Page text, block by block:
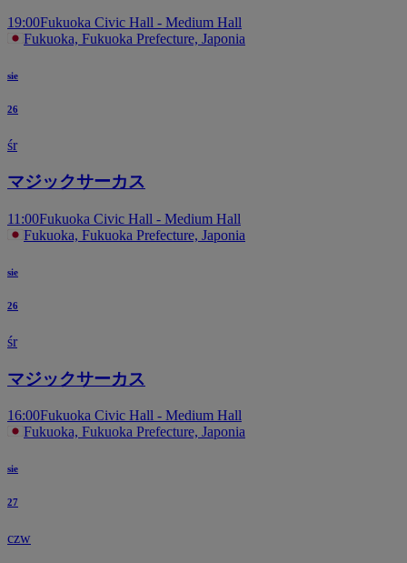
19:00Fukuoka Civic Hall - Medium Hall
Fukuoka, Fukuoka Prefecture, Japonia
sie
26
śr
マジックサーカス
11:00Fukuoka Civic Hall - Medium Hall
Fukuoka, Fukuoka Prefecture, Japonia
sie
26
śr
マジックサーカス
16:00Fukuoka Civic Hall - Medium Hall
Fukuoka, Fukuoka Prefecture, Japonia
sie
27
czw